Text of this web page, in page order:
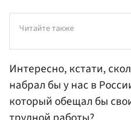
Читайте также
Интересно, кстати,
набрал бы у нас в
который обещал бы